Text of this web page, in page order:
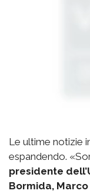
Le ultime notizie
espandendo.
presidente
Bormida,